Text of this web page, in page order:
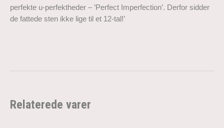
perfekte u-perfektheder – ’Perfect Imperfection’. Derfor sidder
de fattede sten ikke lige til et 12-tal!’
Relaterede varer